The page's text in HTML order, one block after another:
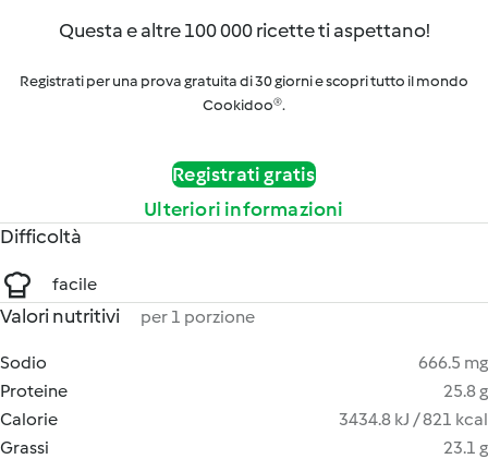
Questa e altre 100 000 ricette ti aspettano!
Registrati per una prova gratuita di 30 giorni e scopri tutto il mondo
Cookidoo®.
Registrati gratis
Ulteriori informazioni
Difficoltà
facile
Valori nutritivi per 1 porzione
Sodio
666.5 mg
Proteine
25.8 g
Calorie
3434.8 kJ / 821 kcal
Grassi
23.1 g